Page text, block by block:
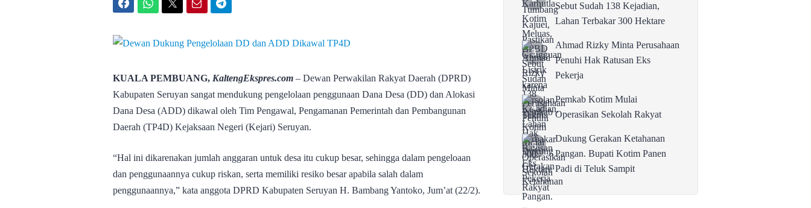
KUALA PEMBUANG, KaltengEkspres.com – Dewan Perwakilan Rakyat Daerah (DPRD)
Kabupaten Seruyan sangat mendukung pengelolaan penggunaan Dana Desa (DD) dan Alokasi
Dana Desa (ADD) dikawal oleh Tim Pengawal, Pengamanan Pemerintah dan Pembangunan
Daerah (TP4D) Kejaksaan Negeri (Kejari) Seruyan.
“Hal ini dikarenakan jumlah anggaran untuk desa itu cukup besar, sehingga dalam pengeloaan
dan penggunaannya cukup riskan, serta memiliki resiko besar apabila salah dalam
penggunaannya,” kata anggota DPRD Kabupaten Seruyan H. Bambang Yantoko, Jum’at (22/2).
Sebut Sudah 138 Kejadian,
Lahan Terbakar 300 Hektare
Ahmad Rizky Minta Perusahaan
Penuhi Hak Ratusan Eks
Pekerja
Pemkab Kotim Mulai
Operasikan Sekolah Rakyat
Dukung Gerakan Ketahanan
Pangan. Bupati Kotim Panen
Padi di Teluk Sampit